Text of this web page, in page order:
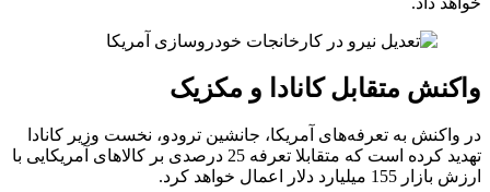
واکنش متقابل کانادا و مکزیک
در واکنش به تعرفه‌های آمریکا، جانشین ترودو، نخست وزیر کانادا
تهدید کرده است که متقابلا تعرفه 25 درصدی بر کالاهای آمریکایی با
ارزش بازار 155 میلیارد دلار اعمال خواهد کرد.